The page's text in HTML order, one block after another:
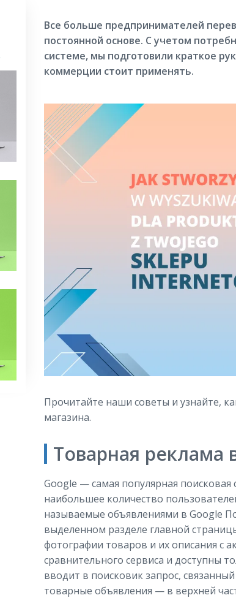
Все больше предпринимателей
постоянной основе. С учетом
системе, мы подготовили краткое
коммерции стоит применять.
Прочитайте наши советы и узнайте,
магазина.
Товарная реклама
Google — самая популярная
наибольшее количество
называемые объявлениями в Google
выделенном разделе главной
фотографии товаров и их описания с
сравнительного сервиса и доступны
вводит в поисковик запрос,
товарные объявления — в верхней